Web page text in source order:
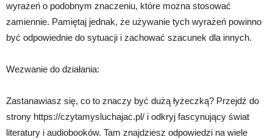
wyrażeń o podobnym znaczeniu, które można stosować
zamiennie. Pamiętaj jednak, że używanie tych wyrażeń powinno
być odpowiednie do sytuacji i zachować szacunek dla innych.
Wezwanie do działania:
Zastanawiasz się, co to znaczy być dużą łyżeczką? Przejdź do
strony https://czytamysluchajac.pl/ i odkryj fascynujący świat
literatury i audiobooków. Tam znajdziesz odpowiedzi na wiele